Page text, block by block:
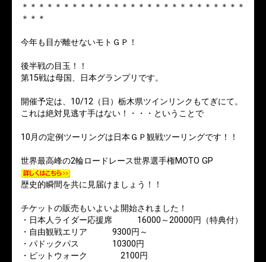
＊＊＊＊＊＊＊＊＊＊＊＊＊＊＊＊＊＊＊＊＊＊＊＊＊＊＊
＊＊＊
今年も目が離せないモトＧＰ！
後半戦の目玉！！
第15戦は母国、日本グランプリです。
開催予定は、10/12（日）栃木県ツインリンクもてぎにて。
これは絶対見逃す手はない！・・・ということで
10月の定例ツーリングは日本ＧＰ観戦ツーリングです！！
世界最高峰の2輪ロードレース世界選手権MOTO GP
歴史的瞬間を共に見届けましょう！！
チケットの販売もいよいよ開始されました！
・日本人ライダー応援席 16000～20000円（特典付）
・自由観戦エリア 9300円～
・パドックパス 10300円
・ピットウォーク 2100円